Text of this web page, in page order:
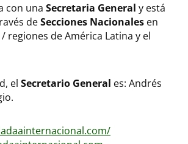
con una Secretaria General y está
deSecciones Nacionales en
regiones de América Latina y el
el Secretario General es: Andrés